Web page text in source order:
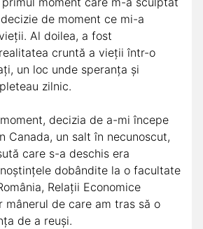
de moment ce mi-a
Al doilea, a fost
cruntă a vieții într-o
un loc unde speranța și
zilnic.
decizia de a-mi începe
Canada, un salt în necunoscut,
care s-a deschis era
dobândite la o facultate
Relații Economice
mânerul de care am tras să o
de a reuși.